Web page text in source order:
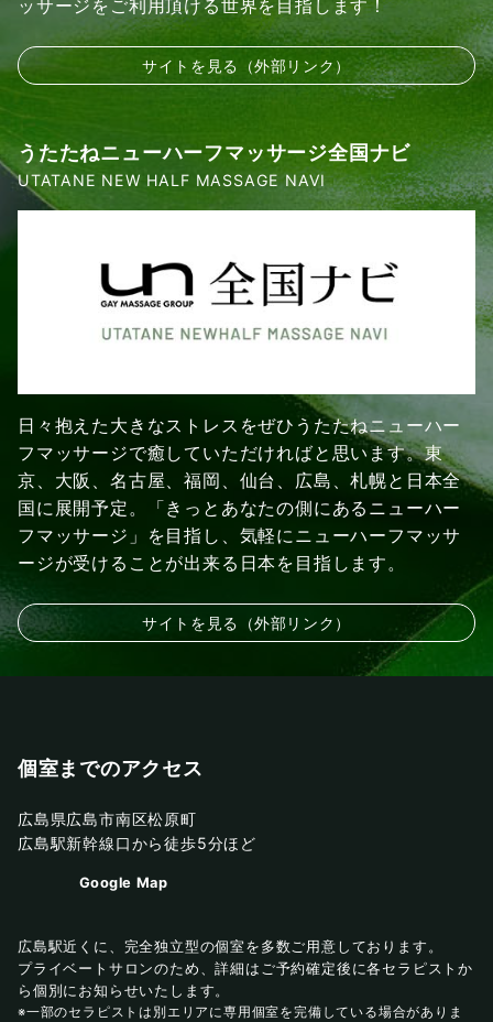
ッサージをご利用頂ける世界を目指します！
サイトを見る（外部リンク）
うたたねニューハーフマッサージ全国ナビ
UTATANE NEW HALF MASSAGE NAVI
日々抱えた大きなストレスをぜひうたたねニューハー
フマッサージで癒していただければと思います。東
京、大阪、名古屋、福岡、仙台、広島、札幌と日本全
国に展開予定。「きっとあなたの側にあるニューハー
フマッサージ」を目指し、気軽にニューハーフマッサ
ージが受けることが出来る日本を目指します。
サイトを見る（外部リンク）
個室までのアクセス
広島県広島市南区松原町
広島駅新幹線口から徒歩5分ほど
Google Map
広島駅近くに、完全独立型の個室を多数ご用意しております。
プライベートサロンのため、詳細はご予約確定後に各セラピストか
ら個別にお知らせいたします。
※一部のセラピストは別エリアに専用個室を完備している場合がありま